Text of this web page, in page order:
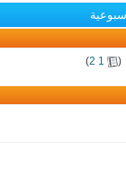
(
1
2
)